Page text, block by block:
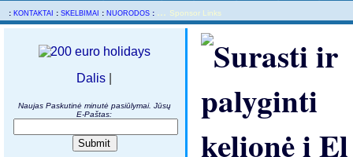
: KONTAKTAI : SKELBIMAI : NUORODOS : Sponsor Links
Dalis
Naujas Paskutinė minutė pasiūlymai. Jūsų
E-Paštas: